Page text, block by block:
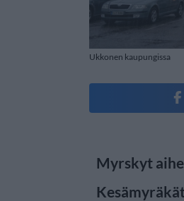
Ukkonen kaupungissa
Myrskyt